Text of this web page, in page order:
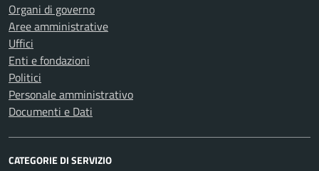
Organi di governo
Aree amministrative
Uffici
Enti e fondazioni
Politici
Personale amministrativo
Documenti e Dati
CATEGORIE DI SERVIZIO